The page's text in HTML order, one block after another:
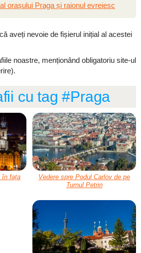
orașului Praga și raionul evreiesc
aveți nevoie de fișierul inițial al acestei
noastre, menționând obligatoriu site-ul
cu tag #Praga
în fața
Vedere spre Podul Carlov de pe
Turnul Petrin